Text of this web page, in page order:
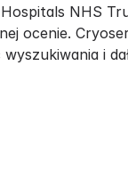
NHS
ocenie.
i